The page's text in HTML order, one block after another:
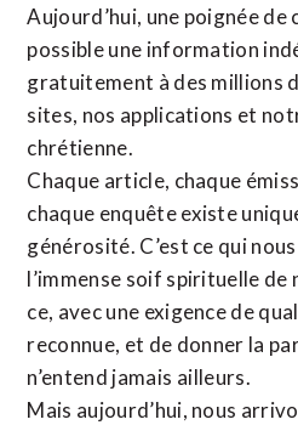
Aujourd’hui, une poignée
possible une information
gratuitement à des millions
sites, nos applications et
chrétienne.
Chaque article, chaque
chaque enquête existe
générosité. C’est ce qui
l’immense soif spirituelle
ce, avec une exigence de
reconnue, et de donner la
n’entend jamais ailleurs.
Mais aujourd’hui, nous